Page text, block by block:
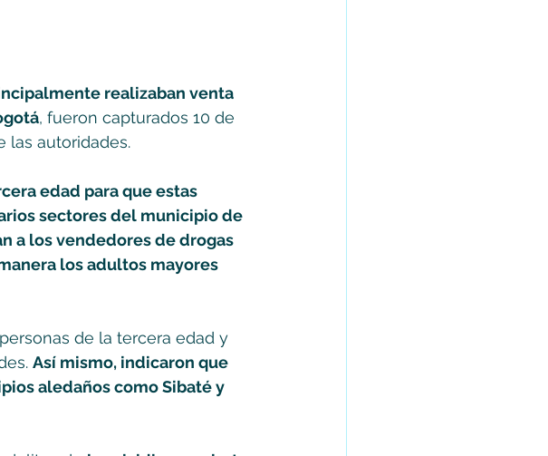
realizaban venta
, fueron capturados 10 de
las autoridades.
edad para que estas
sectores del municipio de
a los vendedores de drogas
los adultos mayores
de la tercera edad y
Así mismo, indicaron que
aledaños como Sibaté y